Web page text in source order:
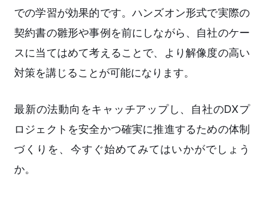
での学習が効果的です。ハンズオン形式で実際の
契約書の雛形や事例を前にしながら、自社のケー
スに当てはめて考えることで、より解像度の高い
対策を講じることが可能になります。
最新の法動向をキャッチアップし、自社のDXプ
ロジェクトを安全かつ確実に推進するための体制
づくりを、今すぐ始めてみてはいかがでしょう
か。